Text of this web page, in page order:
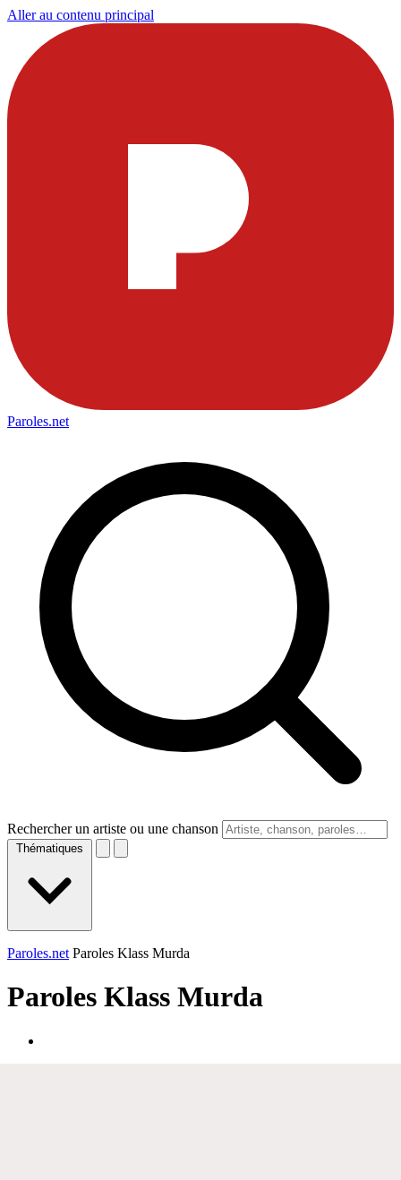
Aller au contenu principal
Paroles.net
Rechercher un artiste ou une chanson
Thématiques
Paroles.net Paroles Klass Murda
Paroles Klass Murda